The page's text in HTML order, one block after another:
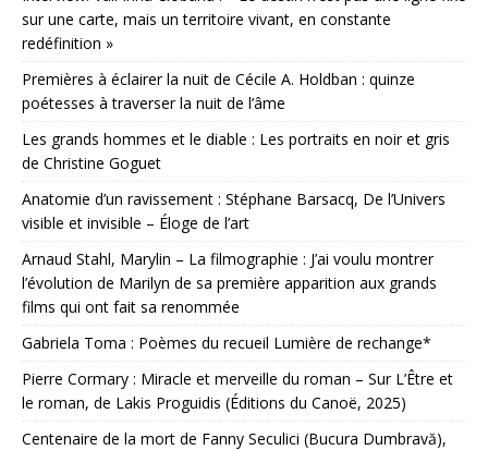
sur une carte, mais un territoire vivant, en constante
redéfinition »
Premières à éclairer la nuit de Cécile A. Holdban : quinze
poétesses à traverser la nuit de l’âme
Les grands hommes et le diable : Les portraits en noir et gris
de Christine Goguet
Anatomie d’un ravissement : Stéphane Barsacq, De l’Univers
visible et invisible – Éloge de l’art
Arnaud Stahl, Marylin – La filmographie : J’ai voulu montrer
l’évolution de Marilyn de sa première apparition aux grands
films qui ont fait sa renommée
Gabriela Toma : Poèmes du recueil Lumière de rechange*
Pierre Cormary : Miracle et merveille du roman – Sur L’Être et
le roman, de Lakis Proguidis (Éditions du Canoë, 2025)
Centenaire de la mort de Fanny Seculici (Bucura Dumbravă),